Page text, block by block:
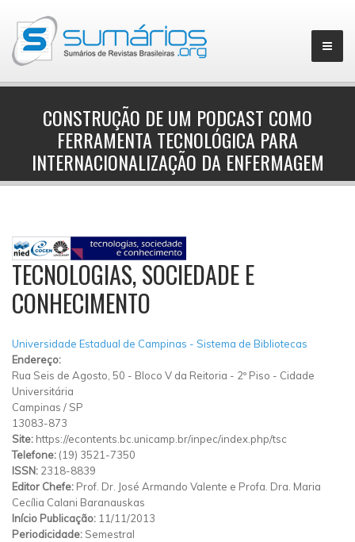
CONSTRUÇÃO DE UM PODCAST COMO
FERRAMENTA TECNOLÓGICA PARA
INTERNACIONALIZAÇÃO DA ENFERMAGEM
TECNOLOGIAS, SOCIEDADE E
CONHECIMENTO
Universidade Estadual de Campinas - Sistema de Bibliotecas
Endereço:
Rua Seis de Agosto, 50 - Bloco V da Reitoria - 2º Piso - Cidade
Universitária
Campinas / SP
13083-873
Site: https://econtents.bc.unicamp.br/inpec/index.php/tsc
Telefone: (19) 3521-7350
ISSN: 2318-8839
Editor Chefe: Prof. Dr. José Armando Valente e Profa. Dra. Maria
Cecília Calani Baranauskas
Início Publicação: 11/11/2013
Periodicidade: Semestral